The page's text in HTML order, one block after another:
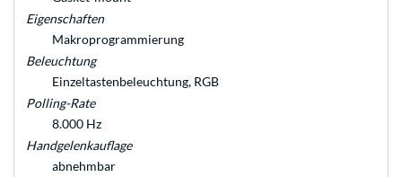
Eigenschaften
Makroprogrammierung
Beleuchtung
Einzeltastenbeleuchtung, RGB
Polling-Rate
8.000 Hz
Handgelenkauflage
abnehmbar